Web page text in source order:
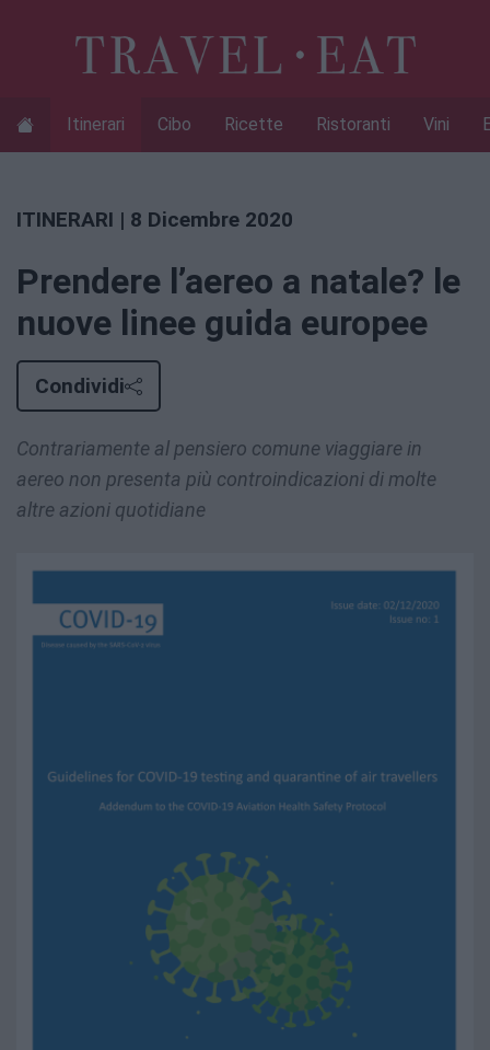
Itinerari Cibo Ricette Ristoranti Vini
ITINERARI | 8 Dicembre 2020
Prendere l’aereo a natale? le
nuove linee guida europee
Condividi
Contrariamente al pensiero comune viaggiare in
aereo non presenta più controindicazioni di molte
altre azioni quotidiane